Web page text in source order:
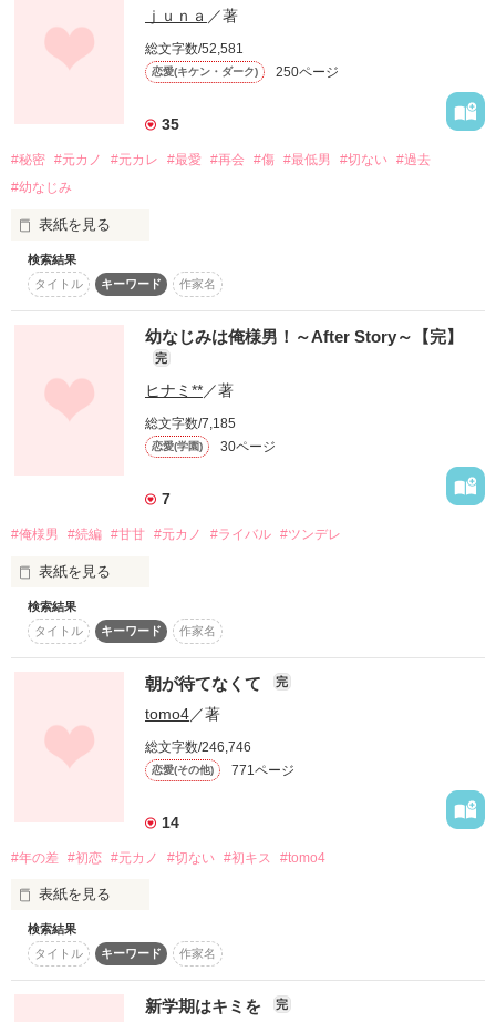
お願いだから、帰ってこいよ………
阪田祐希
Sakata Yuuki
×
白川美空
もう二度とお前を困らせないから……
だからもう１度だけお前に会いたい
さよなら……美空……
※この物語はフィクションです。
＊―――――――＊
南 のあ様
美羽様
ゆう様
いったいそこに何があるというのだろう。
剥がさせていただきます――――
優にプロポーズされて、それを受けたアラサー透子。
なのに優の転職により、二人は遠距離恋愛に突入。
優の新たな会社の社長は美人で仕事のできる女。
しかも部屋は隣同士だった！
遠い土地から手も足も出ない状態で
××××××××××××××××××××××
「浮気男への恋愛指南」の後の話になります。
つたない文章です。そしてかなりの亀更新になりますが、最後
までどうかよろしくお願い致します
作品を読む
ｊｕｎａ ／著
総文字数/52,581
恋愛(キケン・ダーク) 250ページ
35
#秘密 #元カノ #元カレ #最愛 #再会 #傷 #最低男 #切ない #過去
#幼なじみ
表紙を見る
ある日突然、最愛の彼女は俺の前から姿を消した…
そして今、偶然にも再会した…
きっと、これは運命……
すごく大好きだった元カレに偶然再会した…
もう二度と会わないつもりだったのに…
彼はすっかり変わってしまっていて、多分それはあたしのせ
変わってしまった元カレ
溝口明良(ﾐｿﾞｸﾞﾁｱｷﾗ)
秘密を抱える元カノ
検索結果
タイトル
キーワード 作家名
幼なじみは俺様男！～After Story～【完】
完
ヒナミ**／著
総文字数/7,185
恋愛(学園) 30ページ
7
#俺様男 #続編 #甘甘 #元カノ #ライバル #ツンデレ
表紙を見る
春輝と付き合い始めて
まだまだ試練は続きそうです！？
「…春輝先輩から雪乃先輩を奪ってやるから。覚悟してくださ
小悪魔後輩登場！？
検索結果
タイトル
キーワード 作家名
朝が待てなくて 完
tomo4／著
総文字数/246,746
恋愛(その他) 771ページ
14
#年の差 #初恋 #元カノ #切ない #初キス #tomo4
表紙を見る
―来年の桜も一緒に見よう―
そう貴方は笑ったよね。
検索結果
タイトル
キーワード 作家名
新学期はキミを 完